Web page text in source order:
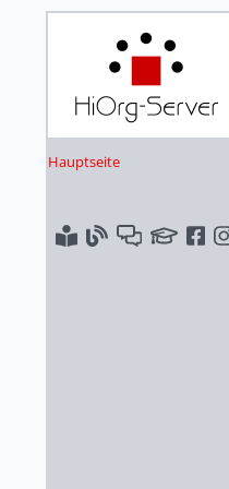
Hauptseite